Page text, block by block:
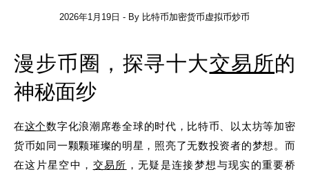
2026年1月19日 - By 比特币加密货币虚拟币炒币
漫步币圈，探寻十大交易所的
神秘面纱
在这个数字化浪潮席卷全球的时代，比特币、以太坊等加密
货币如同一颗颗璀璨的明星，照亮了无数投资者的梦想。而
在这片星空中， 交易所 ，无疑是连接梦想与现实的重要桥